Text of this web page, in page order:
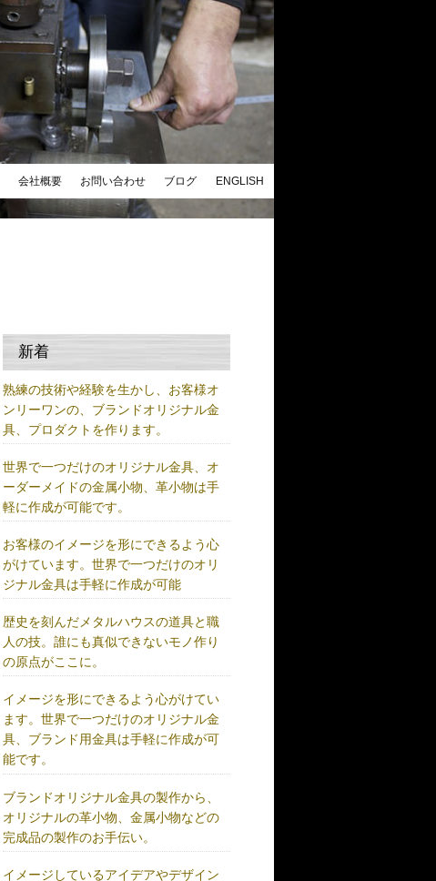
会社概要 お問い合わせ ブログ ENGLISH
新着
熟練の技術や経験を生かし、お客様オ
ンリーワンの、ブランドオリジナル金
具、プロダクトを作ります。
世界で一つだけのオリジナル金具、オ
ーダーメイドの金属小物、革小物は手
軽に作成が可能です。
お客様のイメージを形にできるよう心
がけています。世界で一つだけのオリ
ジナル金具は手軽に作成が可能
歴史を刻んだメタルハウスの道具と職
人の技。誰にも真似できないモノ作り
の原点がここに。
イメージを形にできるよう心がけてい
ます。世界で一つだけのオリジナル金
具、ブランド用金具は手軽に作成が可
能です。
ブランドオリジナル金具の製作から、
オリジナルの革小物、金属小物などの
完成品の製作のお手伝い。
イメージしているアイデアやデザイン